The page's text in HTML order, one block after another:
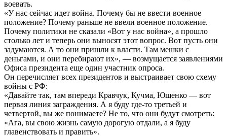
воевать.
«У нас сейчас идет война. Почему бы не ввести военное
положение? Почему раньше не ввели военное положение.
Почему политики не сказали «Вот у нас война», а прошло
столько лет и теперь они выносят этот вопрос. Вот пусть они
задумаются. А то они пришли к власти. Там мешки с
деньгами, и они перебирают их», — возмущается заявлениями
Офиса президента еще один участник опроса.
Он перечисляет всех президентов и выстраивает свою схему
войны с РФ:
«Давайте так, там впереди Кравчук, Кучма, Ющенко — вот
первая линия заграждения. А я буду где-то третьей и
четвертой, вы же понимаете? Не то, что они будут смотреть:
«Ага, вы свою жизнь самую дорогую отдали, а я буду
главенствовать и править».